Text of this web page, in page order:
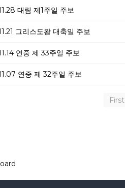
대림 제1주일 주보
그리스도왕 대축일 주보
연중 제 33주일 주보
연중 제 32주일 주보
First